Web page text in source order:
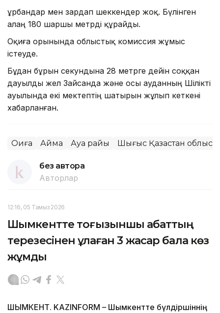
Құрбандар мен зардап шеккендер жоқ. Бүлінген
алаң 180 шаршы метрді құрайды.
Оқиға орынында облыстық комиссия жұмыс
істеуде.
Бұдан бұрын секундына 28 метрге дейін соққан
дауылды жел Зайсанда және осы ауданның Шілікті
ауылында екі мектептің шатырын жұлып кеткені
хабарланған.
Оқиға Аймақ Ауа райы Шығыс Қазақстан облысы
без автора
Авторлар
12:16, 05 Тамыз 2026
Шымкентте тоғызыншы қабаттың
терезесінен құлаған 3 жасар бала көз
жұмды
ШЫМКЕНТ. KAZINFORM – Шымкентте бүлдіршіннің